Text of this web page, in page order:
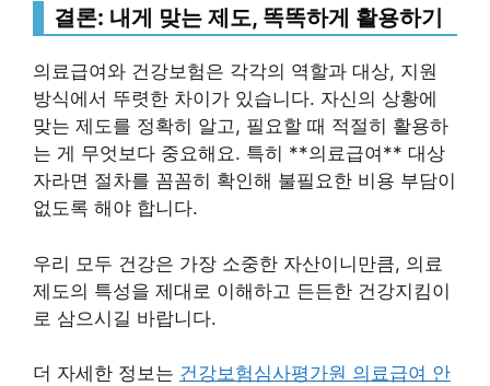
결론: 내게 맞는 제도, 똑똑하게 활용하기
의료급여와 건강보험은 각각의 역할과 대상, 지원
방식에서 뚜렷한 차이가 있습니다. 자신의 상황에
맞는 제도를 정확히 알고, 필요할 때 적절히 활용하
는 게 무엇보다 중요해요. 특히 **의료급여** 대상
자라면 절차를 꼼꼼히 확인해 불필요한 비용 부담이
없도록 해야 합니다.
우리 모두 건강은 가장 소중한 자산이니만큼, 의료
제도의 특성을 제대로 이해하고 든든한 건강지킴이
로 삼으시길 바랍니다.
더 자세한 정보는 건강보험심사평가원 의료급여 안